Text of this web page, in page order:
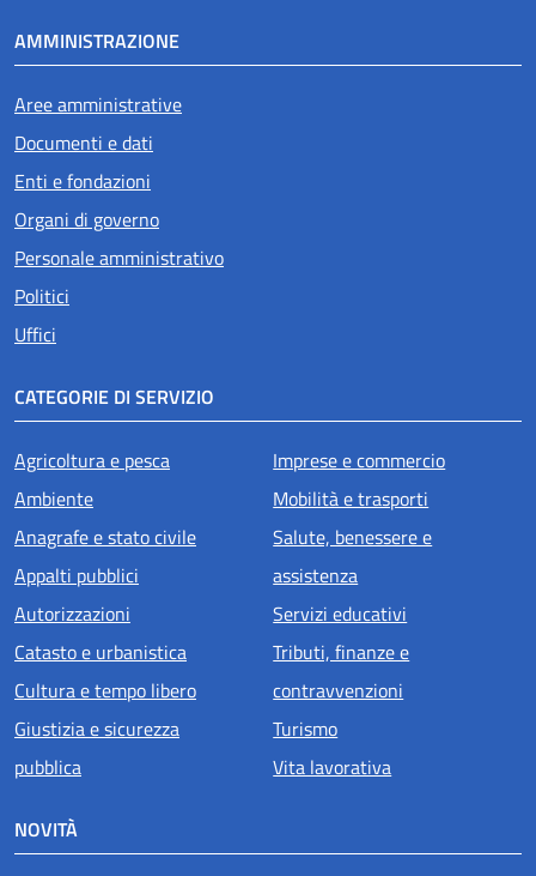
AMMINISTRAZIONE
Aree amministrative
Documenti e dati
Enti e fondazioni
Organi di governo
Personale amministrativo
Politici
Uffici
CATEGORIE DI SERVIZIO
Agricoltura e pesca
Ambiente
Anagrafe e stato civile
Appalti pubblici
Autorizzazioni
Catasto e urbanistica
Cultura e tempo libero
Giustizia e sicurezza
pubblica
Imprese e commercio
Mobilità e trasporti
Salute, benessere e
assistenza
Servizi educativi
Tributi, finanze e
contravvenzioni
Turismo
Vita lavorativa
NOVITÀ